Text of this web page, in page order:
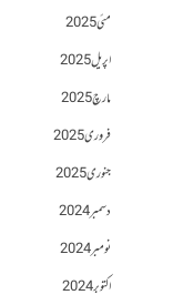
مئی 2025
اپریل 2025
مارچ 2025
فروری 2025
جنوری 2025
دسمبر 2024
نومبر 2024
اکتوبر 2024